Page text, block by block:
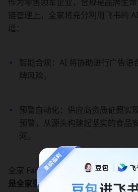
链管理上，全家将充分利用飞书的
增：
智能合规：AI 将协助进行广告语
牌风险。
预警自动化：供应商资质证照实
预警，从源头构建起坚实的食品
河。
全家 FamilyMart 总经理吴海斌表示
是全家落实数智化战略的重要一步